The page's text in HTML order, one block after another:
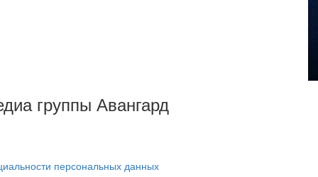
группы Авангард
персональных данных